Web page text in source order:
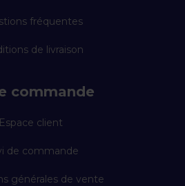
fréquentes
de livraison
commande
Espace client
de commande
générales de vente